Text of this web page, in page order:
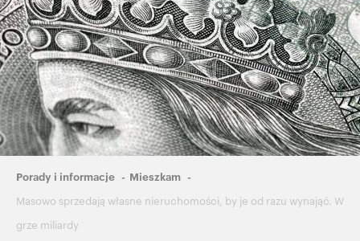
Ścieżka
nawigacyjna
Porady i informacje
Mieszkam
Masowo sprzedają własne nieruchomości, by je od razu wynająć. W
grze miliardy